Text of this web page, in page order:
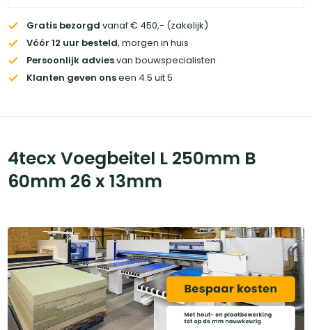
Gratis bezorgd vanaf € 450,- (zakelijk)
Vóór 12 uur besteld, morgen in huis
Persoonlijk adviesvan bouwspecialisten
Klanten geven onseen 4.5 uit 5
4tecx Voegbeitel L 250mm B
60mm 26 x 13mm